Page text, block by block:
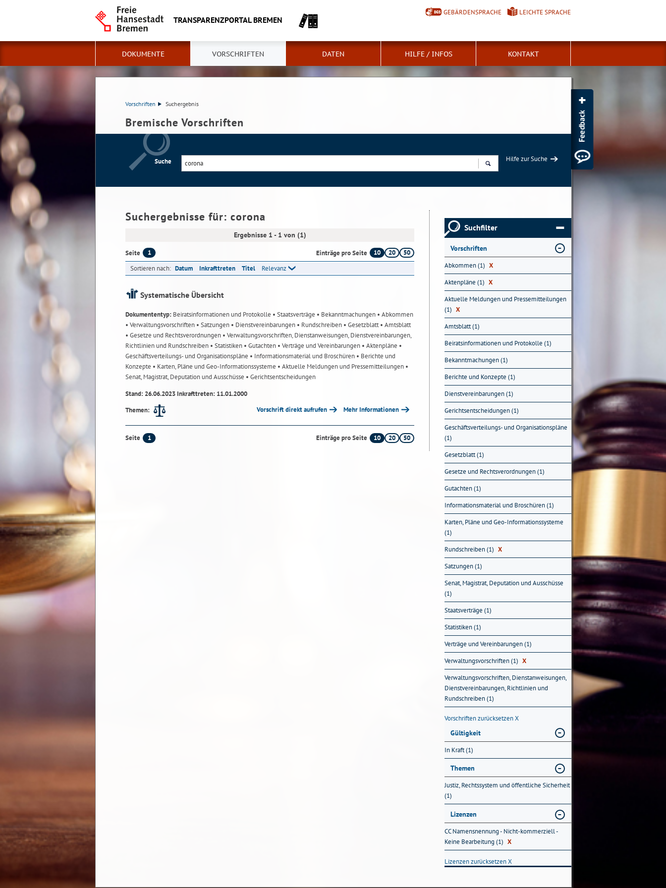
TRANSPARENZPORTAL BREMEN
GEBÄRDENSPRACHE LEICHTE SPRACHE
DOKUMENTE VORSCHRIFTEN DATEN HILFE / INFOS KONTAKT
Vorschriften Suchergebnis
Bremische Vorschriften
Suche
Hilfe zur Suche
Suchergebnisse für: corona
Ergebnisse 1 - 1 von (1)
Seite 1 Einträge pro Seite 10 20
50
Sortieren nach: Datum Inkrafttreten Titel Relevanz
Systematische Übersicht
Dokumententyp: Beiratsinformationen und Protokolle • Staatsverträge • Bekanntmachungen • Abkommen
• Verwaltungsvorschriften • Satzungen • Dienstvereinbarungen • Rundschreiben • Gesetzblatt• Amtsblatt
• Gesetze und Rechtsverordnungen • Verwaltungsvorschriften, Dienstanweisungen, Dienstvereinbarungen,
Richtlinien und Rundschreiben • Statistiken • Gutachten • Verträge und Vereinbarungen • Aktenpläne •
Geschäftsverteilungs- und Organisationspläne • Informationsmaterial und Broschüren • Berichte und
Konzepte • Karten, Pläne und Geo-Informationssysteme • Aktuelle Meldungen und Pressemitteilungen •
Senat, Magistrat, Deputation und Ausschüsse • Gerichtsentscheidungen
Stand: 26.06.2023 Inkrafttreten: 11.01.2000
Themen:
Vorschrift direkt aufrufen Mehr Informationen
Seite 1 Einträge pro Seite 10 20 50
Suchfilter
Vorschriften
Abkommen (1) X
Aktenpläne (1) X
Aktuelle Meldungen und Pressemitteilungen
(1) X
Amtsblatt (1)
Beiratsinformationen und Protokolle (1)
Bekanntmachungen (1)
Berichte und Konzepte (1)
Dienstvereinbarungen (1)
Gerichtsentscheidungen (1)
Geschäftsverteilungs- und Organisationspläne
(1)
Gesetzblatt (1)
Gesetze und Rechtsverordnungen (1)
Gutachten (1)
Informationsmaterial und Broschüren (1)
Karten, Pläne und Geo-Informationssysteme
(1)
Rundschreiben (1) X
Satzungen (1)
Senat, Magistrat, Deputation und Ausschüsse
(1)
Staatsverträge (1)
Statistiken (1)
Verträge und Vereinbarungen (1)
Verwaltungsvorschriften (1) X
Verwaltungsvorschriften, Dienstanweisungen,
Dienstvereinbarungen, Richtlinien und
Rundschreiben (1)
Vorschriften zurücksetzenX
Gültigkeit
In Kraft (1)
Themen
Justiz, Rechtssystem und öffentliche Sicherheit
(1)
Lizenzen
CC Namensnennung - Nicht-kommerziell -
Keine Bearbeitung (1) X
Lizenzen zurücksetzenX